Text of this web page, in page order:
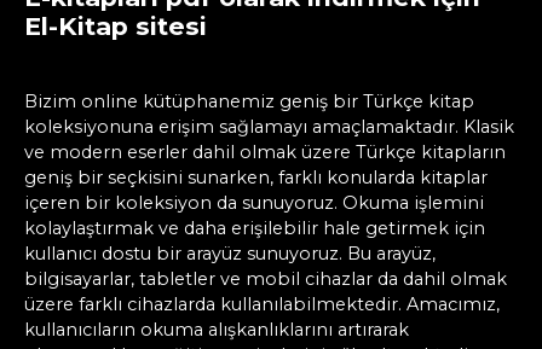
El-Kitap sitesi
Bizim online kütüphanemiz geniş bir Türkçe kitap
koleksiyonuna erişim sağlamayı amaçlamaktadır. Klasik
ve modern eserler dahil olmak üzere Türkçe kitapların
geniş bir seçkisini sunarken, farklı konularda kitaplar
içeren bir koleksiyon da sunuyoruz. Okuma işlemini
kolaylaştırmak ve daha erişilebilir hale getirmek için
kullanıcı dostu bir arayüz sunuyoruz. Bu arayüz,
bilgisayarlar, tabletler ve mobil cihazlar da dahil olmak
üzere farklı cihazlarda kullanılabilmektedir. Amacımız,
kullanıcıların okuma alışkanlıklarını artırarak